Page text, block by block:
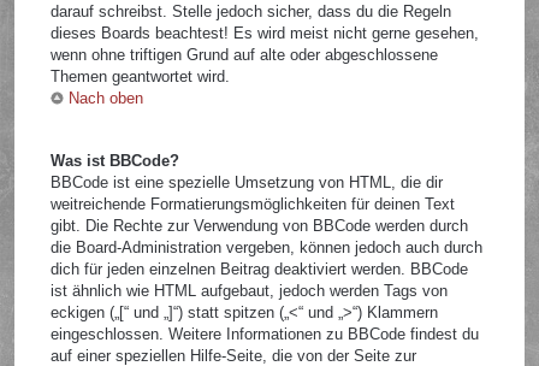
darauf schreibst. Stelle jedoch sicher, dass du die Regeln
dieses Boards beachtest! Es wird meist nicht gerne gesehen,
wenn ohne triftigen Grund auf alte oder abgeschlossene
Themen geantwortet wird.
Nach oben
Was ist BBCode?
BBCode ist eine spezielle Umsetzung von HTML, die dir
weitreichende Formatierungsmöglichkeiten für deinen Text
gibt. Die Rechte zur Verwendung von BBCode werden durch
die Board-Administration vergeben, können jedoch auch durch
dich für jeden einzelnen Beitrag deaktiviert werden. BBCode
ist ähnlich wie HTML aufgebaut, jedoch werden Tags von
eckigen („[“ und „]“) statt spitzen („<“ und „>“) Klammern
eingeschlossen. Weitere Informationen zu BBCode findest du
auf einer speziellen Hilfe-Seite, die von der Seite zur